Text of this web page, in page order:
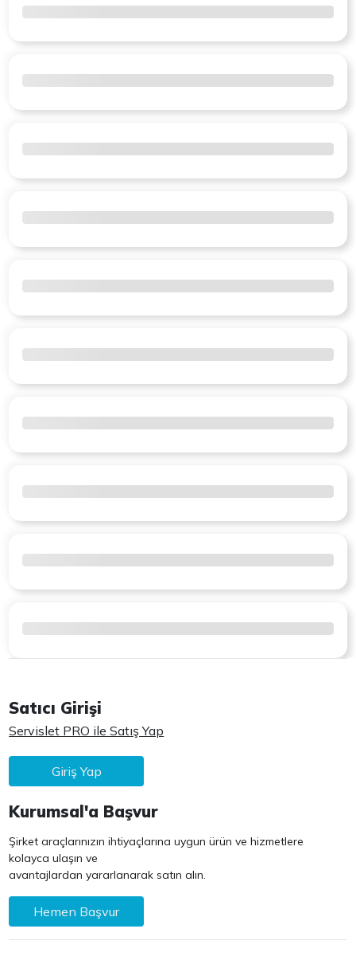
Satıcı Girişi
Servislet PRO ile Satış Yap
Giriş Yap
Kurumsal'a Başvur
Şirket araçlarınızın ihtiyaçlarına uygun ürün ve hizmetlere
kolayca ulaşın ve
avantajlardan yararlanarak satın alın.
Hemen Başvur